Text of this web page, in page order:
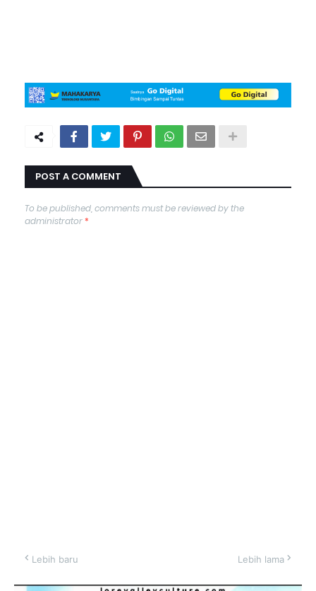
POST A COMMENT
To be published, comments must be reviewed by the
administrator*
Lebih baru Lebih lama